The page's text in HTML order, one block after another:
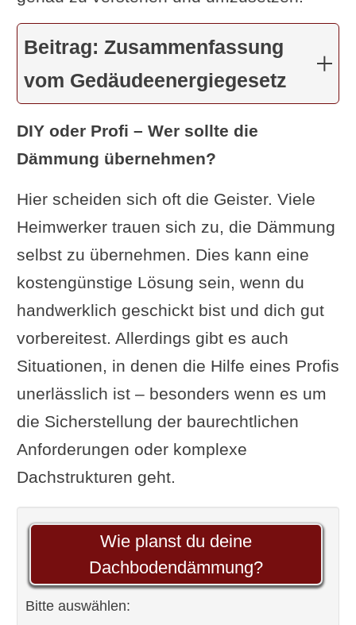
Beitrag: Zusammenfassung
vom Gedäudeenergiegesetz
DIY oder Profi – Wer sollte die
Dämmung übernehmen?
Hier scheiden sich oft die Geister. Viele
Heimwerker trauen sich zu, die Dämmung
selbst zu übernehmen. Dies kann eine
kostengünstige Lösung sein, wenn du
handwerklich geschickt bist und dich gut
vorbereitest. Allerdings gibt es auch
Situationen, in denen die Hilfe eines Profis
unerlässlich ist – besonders wenn es um
die Sicherstellung der baurechtlichen
Anforderungen oder komplexe
Dachstrukturen geht.
Wie planst du deine
Dachbodendämmung?
Bitte auswählen: